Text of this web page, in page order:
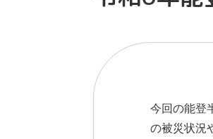
今回の能登
の被災状況